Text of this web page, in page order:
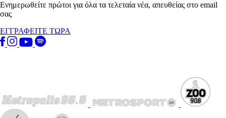
Ενημερωθείτε πρώτοι για όλα τα τελεταία νέα, απευθείας στο email
σας
ΕΓΓΡΑΦΕΙΤΕ ΤΩΡΑ